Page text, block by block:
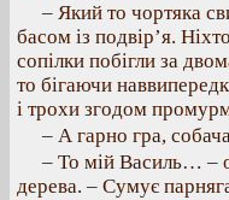
– Який то чортяка
басом із подвір’я.
сопілки побігли за
то бігаючи
і трохи згодом
– А гарно гра,
– То мій Василь… –
дерева. – Сумує